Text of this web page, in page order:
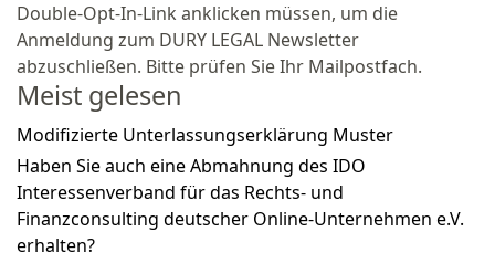
Double-Opt-In-Link anklicken müssen, um die
Anmeldung zum DURY LEGAL Newsletter
abzuschließen. Bitte prüfen Sie Ihr Mailpostfach.
Meist gelesen
Modifizierte Unterlassungserklärung Muster
Haben Sie auch eine Abmahnung des IDO
Interessenverband für das Rechts- und
Finanzconsulting deutscher Online-Unternehmen e.V.
erhalten?